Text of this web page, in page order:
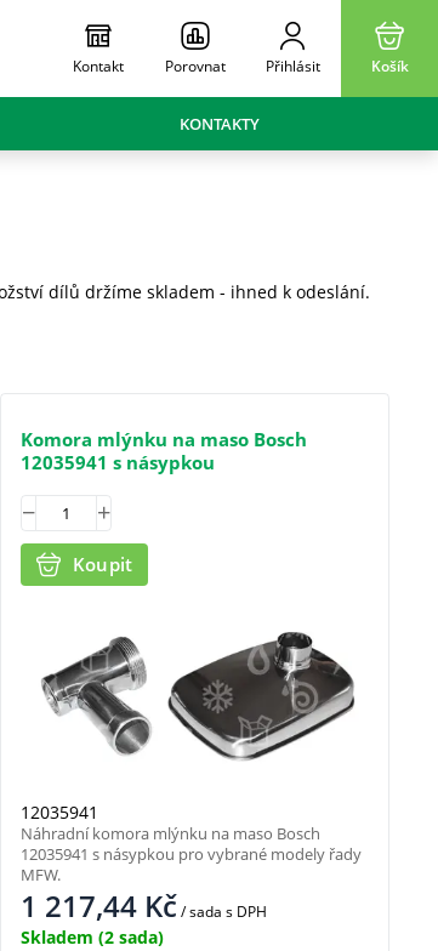
Kontakt Porovnat Přihlásit Košík
KONTAKTY
dílů držíme skladem - ihned k odeslání.
Komora mlýnku na maso Bosch
12035941 s násypkou
12035941
1 217,44Kč/ sada s DPH
Skladem (2 sada)
Koupit
Náhradní komora mlýnku na maso Bosch
12035941 s násypkou pro vybrané modely řady
MFW.